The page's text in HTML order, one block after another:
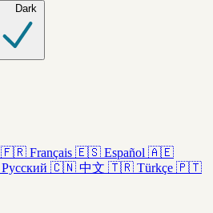
Dark
🇫🇷 Français 🇪🇸 Español 🇦🇪
Русский 🇨🇳 中文 🇹🇷 Türkçe 🇵🇹